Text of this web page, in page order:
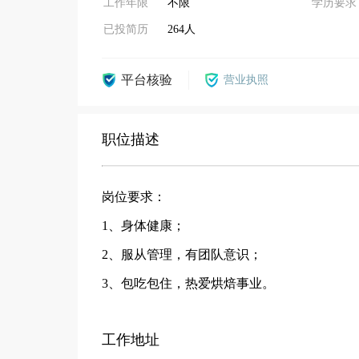
工作年限 不限
已投简历 264人
学历要求
平台核验 营业执照
职位描述
岗位要求：
1、身体健康；
2、服从管理，有团队意识；
3、包吃包住，热爱烘焙事业。
工作地址